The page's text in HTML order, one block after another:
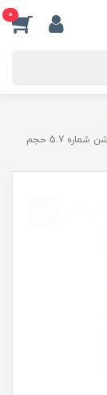
0
رنگ مو دوماسی گروه شکلاتی رنگ قهوه ای شکلاتی روشن شماره 5.7 حجم